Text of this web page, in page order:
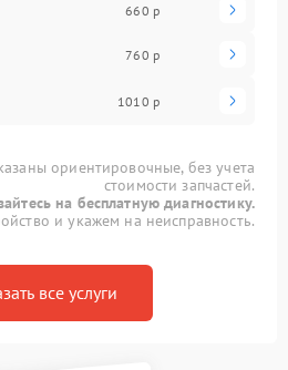
660 р
760 р
1010 р
ориентировочные, без учета
стоимости запчастей.
на бесплатную диагностику.
и укажем на неисправность.
все услуги